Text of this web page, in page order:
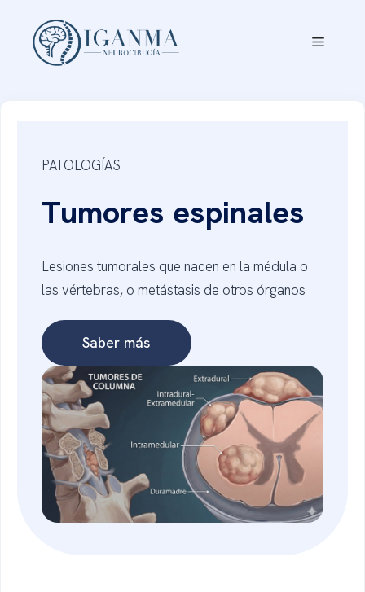
contenido
Menú
PATOLOGÍAS
Tumores espinales
Lesiones tumorales que nacen en la médula o
las vértebras, o metástasis de otros órganos
Saber más